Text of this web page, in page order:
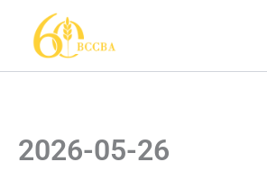
contenido
2026-05-26